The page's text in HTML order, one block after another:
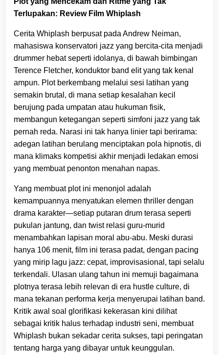
Terlupakan: Review Film Whiplash
Cerita Whiplash berpusat pada Andrew Neiman,
mahasiswa konservatori jazz yang bercita-cita menjadi
drummer hebat seperti idolanya, di bawah bimbingan
Terence Fletcher, konduktor band elit yang tak kenal
ampun. Plot berkembang melalui sesi latihan yang
semakin brutal, di mana setiap kesalahan kecil
berujung pada umpatan atau hukuman fisik,
membangun ketegangan seperti simfoni jazz yang tak
pernah reda. Narasi ini tak hanya linier tapi berirama:
adegan latihan berulang menciptakan pola hipnotis, di
mana klimaks kompetisi akhir menjadi ledakan emosi
yang membuat penonton menahan napas.
Yang membuat plot ini menonjol adalah
kemampuannya menyatukan elemen thriller dengan
drama karakter—setiap putaran drum terasa seperti
pukulan jantung, dan twist relasi guru-murid
menambahkan lapisan moral abu-abu. Meski durasi
hanya 106 menit, film ini terasa padat, dengan pacing
yang mirip lagu jazz: cepat, improvisasional, tapi selalu
terkendali. Ulasan ulang tahun ini memuji bagaimana
plotnya terasa lebih relevan di era hustle culture, di
mana tekanan performa kerja menyerupai latihan band.
Kritik awal soal glorifikasi kekerasan kini dilihat
sebagai kritik halus terhadap industri seni, membuat
Whiplash bukan sekadar cerita sukses, tapi peringatan
tentang harga yang dibayar untuk keunggulan.